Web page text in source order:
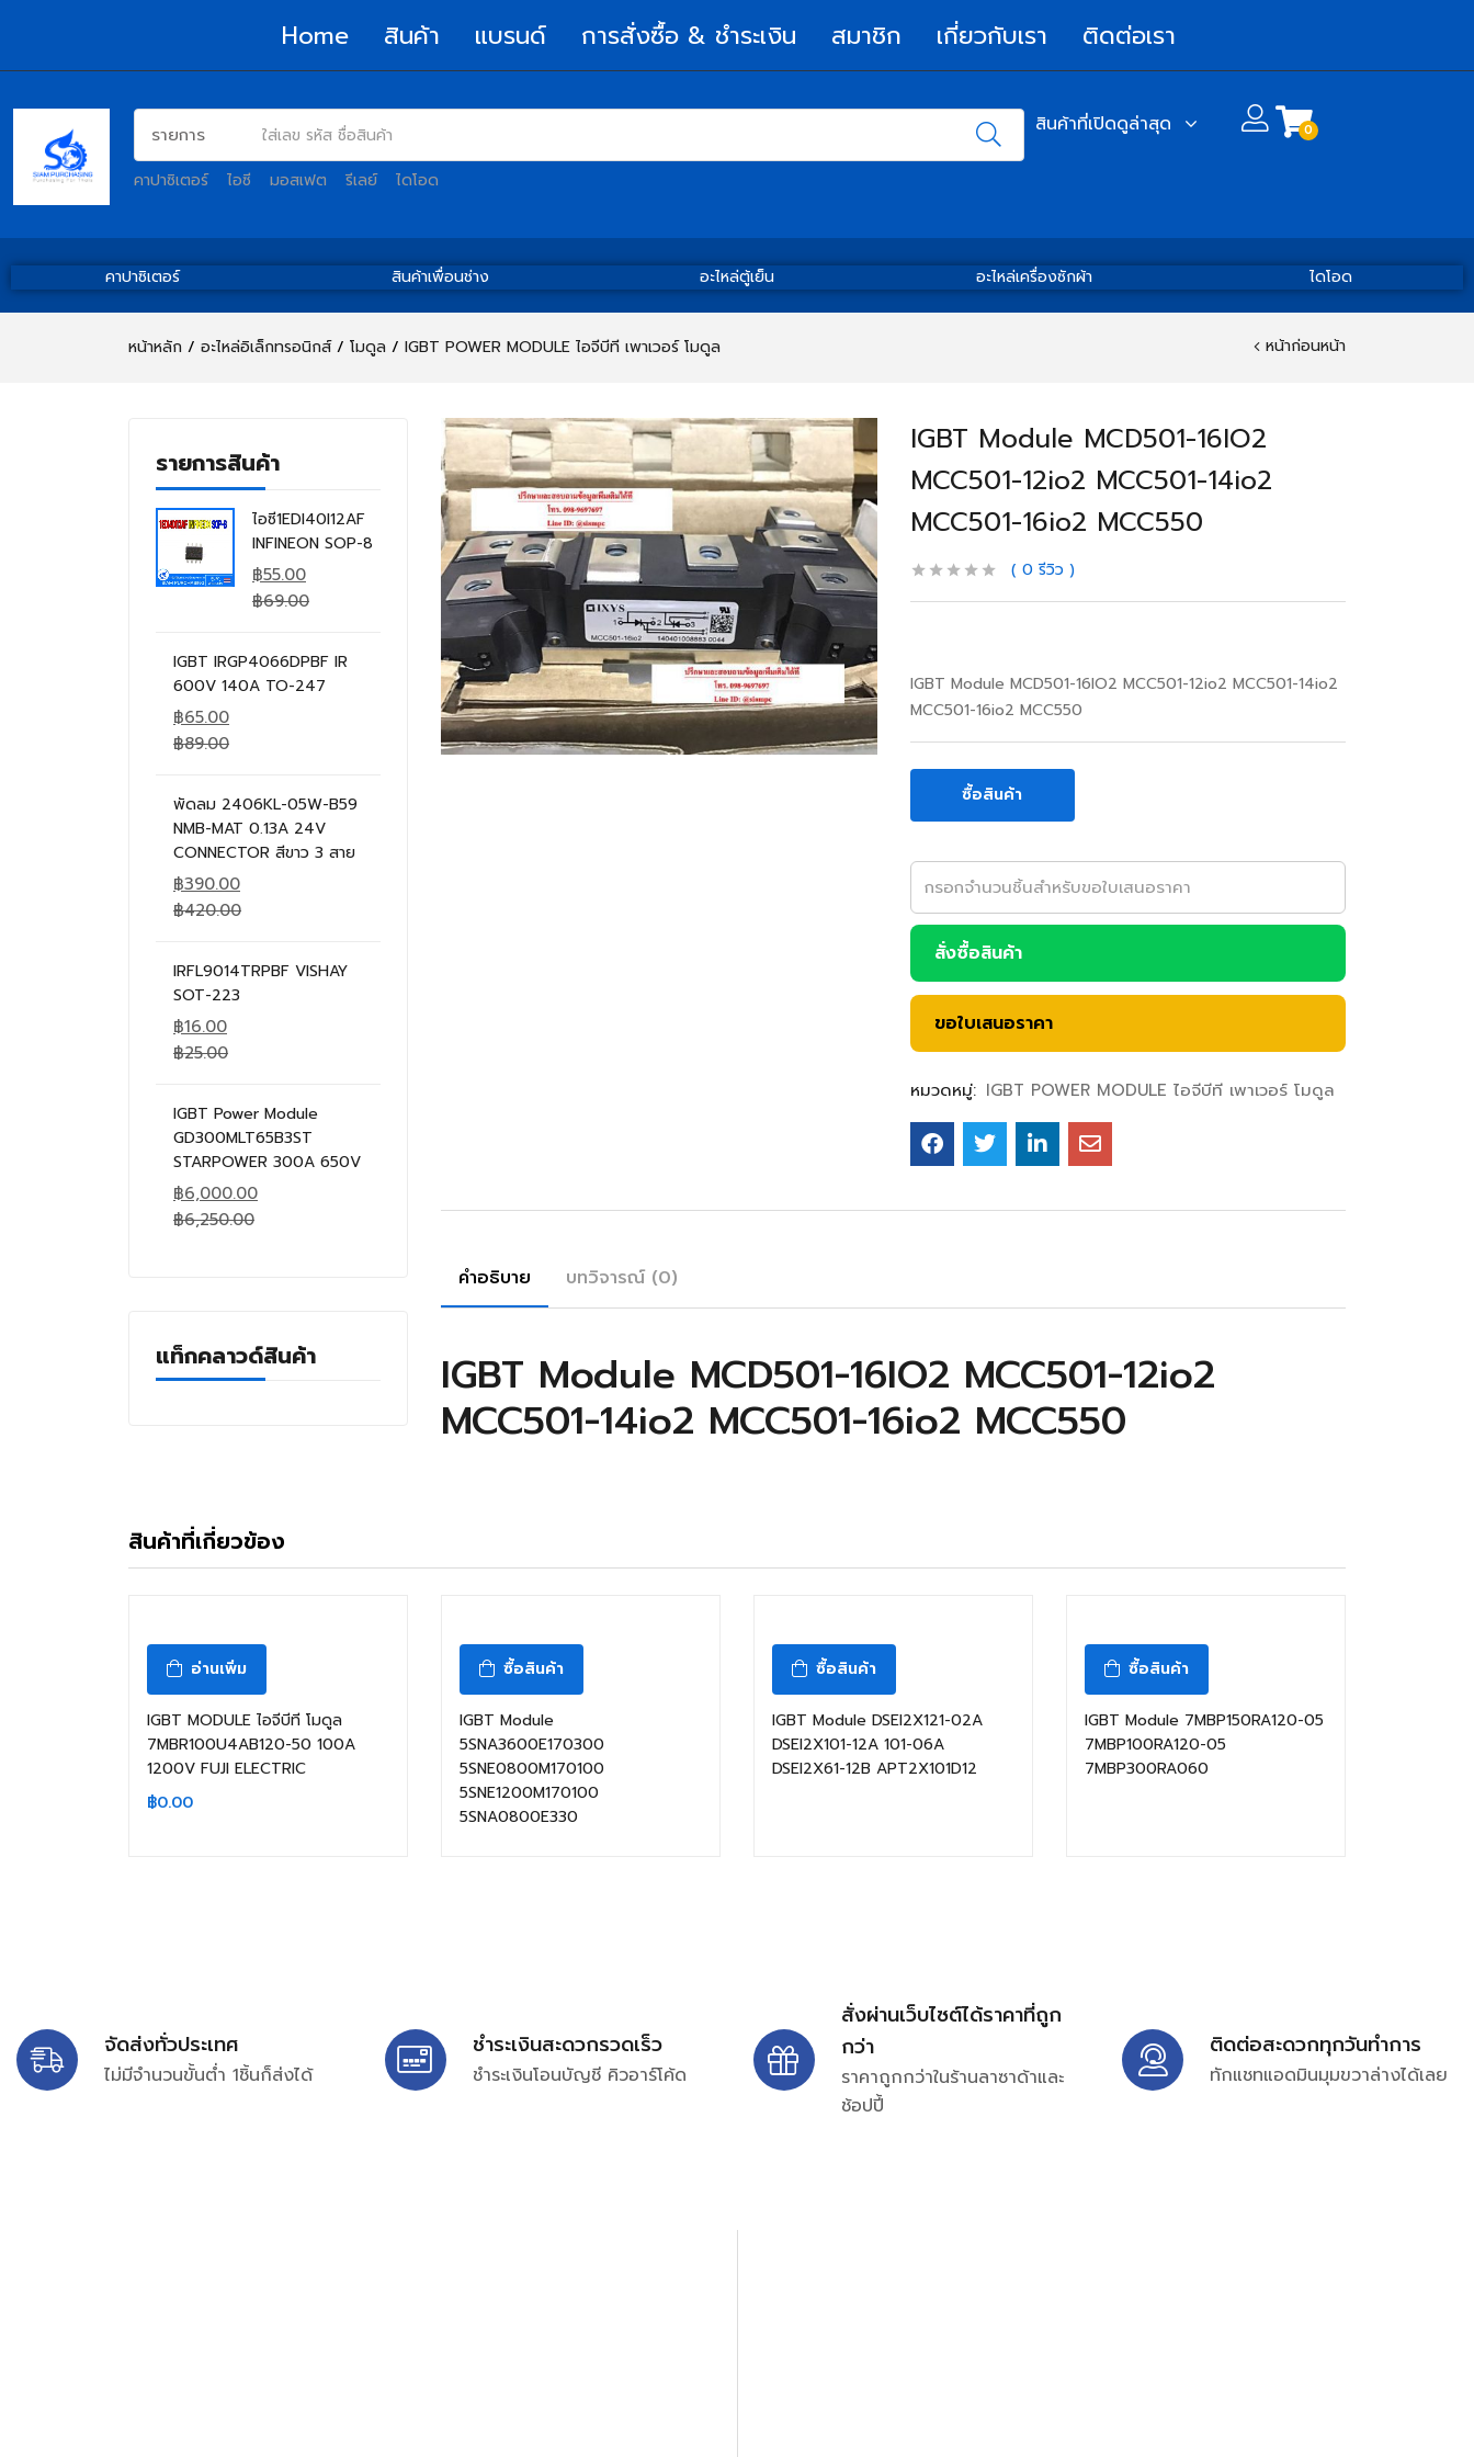
Home สินค้า แบรนด์ การสั่งซื้อ & ชำระเงิน สมาชิก เกี่ยวกับเรา ติดต่อเรา
คาปาซิเตอร์ ไอซี มอสเฟต รีเลย์ ไดโอด
สินค้าที่เปิดดูล่าสุด 0
คาปาซิเตอร์ สินค้าเพื่อนช่าง อะไหล่ตู้เย็น อะไหล่เครื่องซักผ้า ไดโอด
หน้าหลัก อะไหล่อิเล็กทรอนิกส์ โมดูล IGBT POWER MODULE ไอจีบีที เพาเวอร์ โมดูล หน้าก่อนหน้า
รายการสินค้า
ไอซี1EDI40I12AF
INFINEON SOP-8
฿55.00
฿69.00
IGBT IRGP4066DPBF IR
600V 140A TO-247
฿65.00
฿89.00
พัดลม 2406KL-05W-B59
NMB-MAT 0.13A 24V
CONNECTOR สีขาว 3 สาย
฿390.00
฿420.00
IRFL9014TRPBF VISHAY
SOT-223
฿16.00
฿25.00
IGBT Power Module
GD300MLT65B3ST
STARPOWER 300A 650V
฿6,000.00
฿6,250.00
แท็กคลาวด์สินค้า
IGBT Module MCD501-16IO2
MCC501-12io2 MCC501-14io2
MCC501-16io2 MCC550
0 รีวิว
IGBT Module MCD501-16IO2 MCC501-12io2 MCC501-14io2
MCC501-16io2 MCC550
ซื้อสินค้า
สั่งซื้อสินค้า
ขอใบเสนอราคา
หมวดหมู่: IGBT POWER MODULE ไอจีบีที เพาเวอร์ โมดูล
คำอธิบาย บทวิจารณ์ (0)
IGBT Module MCD501-16IO2 MCC501-12io2
MCC501-14io2 MCC501-16io2 MCC550
สินค้าที่เกี่ยวข้อง
อ่านเพิ่ม
IGBT MODULE ไอจีบีที โมดูล
7MBR100U4AB120-50 100A
1200V FUJI ELECTRIC
฿0.00
ซื้อสินค้า
IGBT Module
5SNA3600E170300
5SNE0800M170100
5SNE1200M170100
5SNA0800E330
ซื้อสินค้า
IGBT Module DSEI2X121-02A
DSEI2X101-12A 101-06A
DSEI2X61-12B APT2X101D12
ซื้อสินค้า
IGBT Module 7MBP150RA120-05
7MBP100RA120-05
7MBP300RA060
จัดส่งทั่วประเทศ
ไม่มีจำนวนขั้นต่ำ 1ชิ้นก็ส่งได้
ชำระเงินสะดวกรวดเร็ว
ชำระเงินโอนบัญชี คิวอาร์โค้ด
สั่งผ่านเว็บไซต์ได้ราคาที่ถูก
กว่า
ราคาถูกกว่าในร้านลาซาด้าและ
ช้อปปี้
ติดต่อสะดวกทุกวันทำการ
ทักแชทแอดมินมุมขวาล่างได้เลย